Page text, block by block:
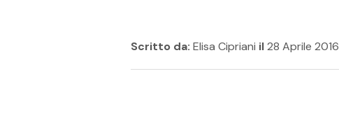
Scritto da: Elisa Cipriani il28 Aprile 2016